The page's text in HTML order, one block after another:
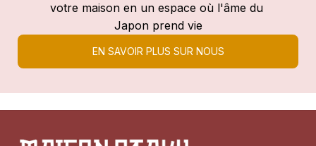
votre maison en un espace où l'âme du
Japon prend vie
EN SAVOIR PLUS SUR NOUS